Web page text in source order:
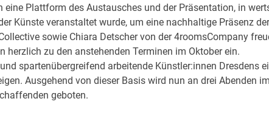
Plattform des Austausches und der Präsentation, in
Künste veranstaltet wurde, um eine nachhaltige Präsenz
sowie Chiara Detscher von der 4roomsCompany
zu den anstehenden Terminen im Oktober ein.
spartenübergreifend arbeitende Künstler:innen Dresdens
Ausgehend von dieser Basis wird nun an drei Abenden
geboten.